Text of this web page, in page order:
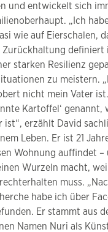
und entwickelt sich
„Ich
wie auf Eierschalen,
Zurückhaltung definiert
starken Resilienz
zu meistern.
nicht mein Vater
Kartoffel‘ genannt,
ist“, erzählt David
Leben. Er ist 21
Wohnung auffindet –
Wurzeln macht,
muss.
habe ich über
Er stammt aus
Namen Nuri als